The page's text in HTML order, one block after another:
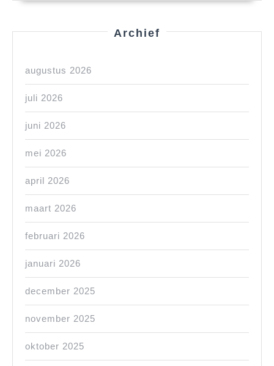
Archief
augustus 2026
juli 2026
juni 2026
mei 2026
april 2026
maart 2026
februari 2026
januari 2026
december 2025
november 2025
oktober 2025